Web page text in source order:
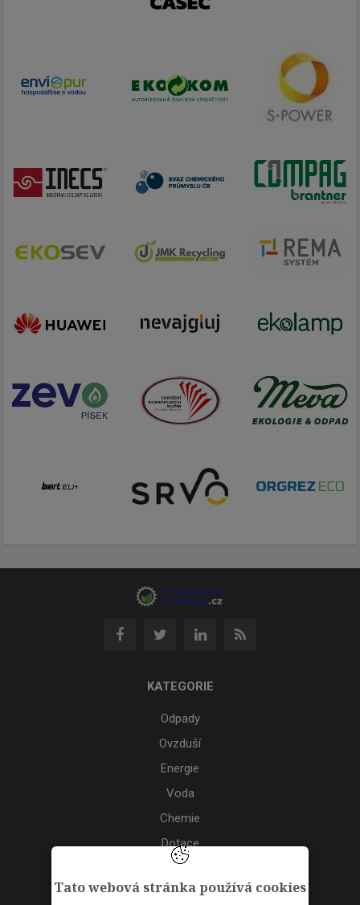
Tato webová stránka používá cookies
KATEGORIE
Odpady
Ovzduší
Energie
Voda
Chemie
Dotace
Akce